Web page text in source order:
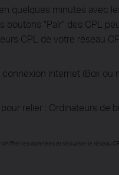
quelques minutes avec
boutons "Pair" des CPL
CPL de votre réseau
internet (Box ou
relier : Ordinateurs de
les données et sécuriser le réseau